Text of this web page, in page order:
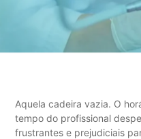
Aquela cadeira vazia. O
tempo do profissional
frustrantes e prejudiciais